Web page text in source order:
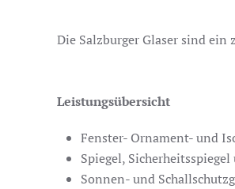
Die Salzburger Glaser sind
Leistungsübersicht
Fenster- Ornament- und
Spiegel,
Sonnen- und